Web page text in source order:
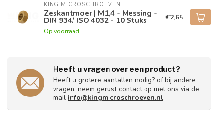
KING MICROSCHROEVEN
Zeskantmoer | M1,4 - Messing -
DIN 934/ ISO 4032 - 10 Stuks
Op voorraad
€2,65
Heeft u vragen over een product?
Heeft u grotere aantallen nodig? of bij andere
vragen, neem gerust contact op met ons via de
mail info@kingmicroschroeven.nl